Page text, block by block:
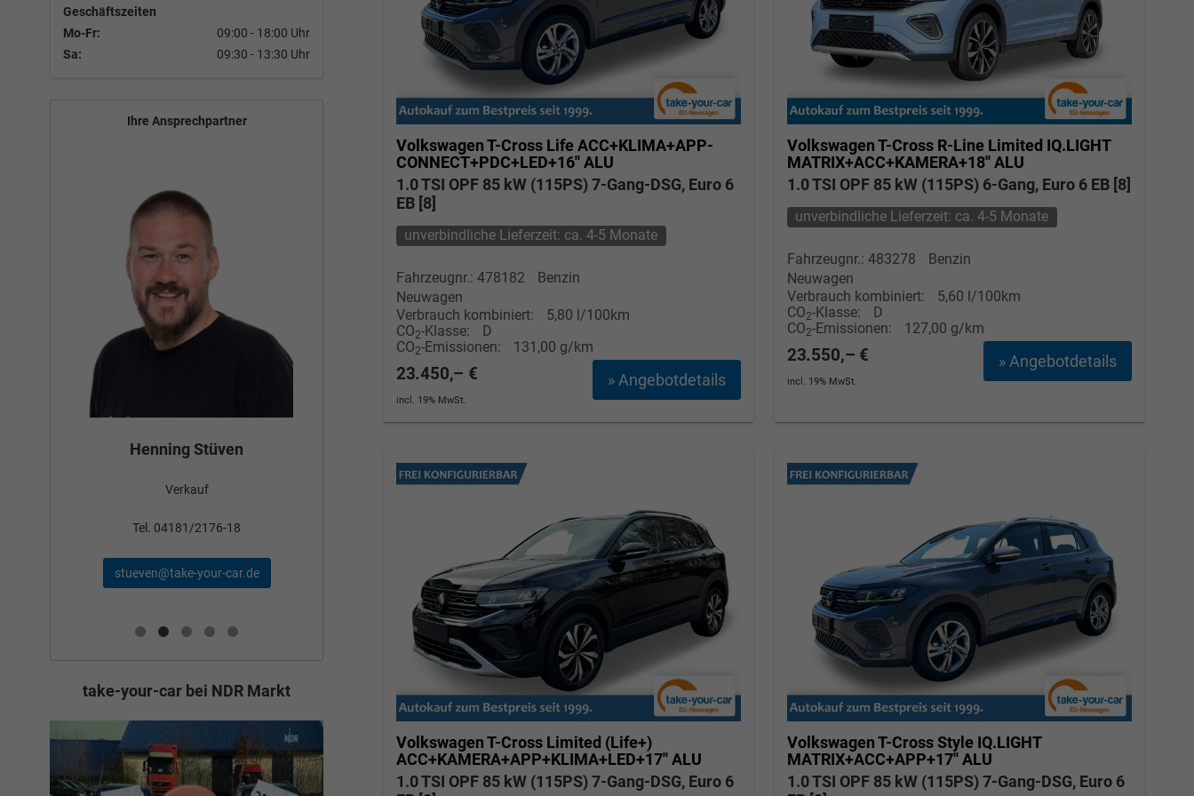
Volkswagen T-Cross Life ACC+KLIMA+APP-
CONNECT+PDC+LED+16'' ALU
1.0 TSI OPF 85 kW (115PS) 7-Gang-DSG, Euro 6
EB [8]
unverbindliche Lieferzeit: ca. 4-5 Monate
Fahrzeugnr.: 478182
Benzin
Neuwagen
Verbrauch kombiniert:
5,80 l/100km
CO2-Klasse:
D
CO2-Emissionen: 131,00 g/km
» Angebotdetails
23.450,– €
incl. 19% MwSt.
Volkswagen T-Cross R-Line Limited IQ.LIGHT
MATRIX+ACC+KAMERA+18'' ALU
1.0 TSI OPF 85 kW (115PS) 6-Gang, Euro 6 EB [8]
unverbindliche Lieferzeit: ca. 4-5 Monate
Fahrzeugnr.: 483278
Benzin
Neuwagen
Verbrauch kombiniert:
5,60 l/100km
CO2-Klasse:
D
CO2-Emissionen: 127,00 g/km
» Angebotdetails
23.550,– €
incl. 19% MwSt.
Volkswagen T-Cross Limited (Life+)
ACC+KAMERA+APP+KLIMA+LED+17'' ALU
1.0 TSI OPF 85 kW (115PS) 7-Gang-DSG, Euro 6
Volkswagen T-CrossStyle IQ.LIGHT
MATRIX+ACC+APP+17'' ALU
1.0 TSI OPF 85 kW (115PS) 7-Gang-DSG, Euro 6
Geschäftszeiten
Mo-Fr:
09:00 - 18:00 Uhr
Sa:
09:30 - 13:30 Uhr
Ihre Ansprechpartner
Henning Stüven
Verkauf
Tel. 04181/2176-18
stueven@take-your-car.de
Verkauf
schael@take-your-car.de
Tel. 04181/2176-21
wollschlaeger@take-your-car.de
Verkauf
calakovic@take-your-car.de
take-your-car bei NDR Markt